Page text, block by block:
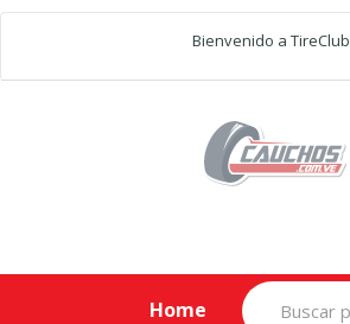
Bienvenido a TireClub
Home
Search
for: